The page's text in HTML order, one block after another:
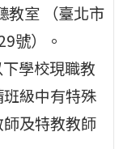
教室 （臺北市
號）。
學校現職教
級中有特殊
及特教教師